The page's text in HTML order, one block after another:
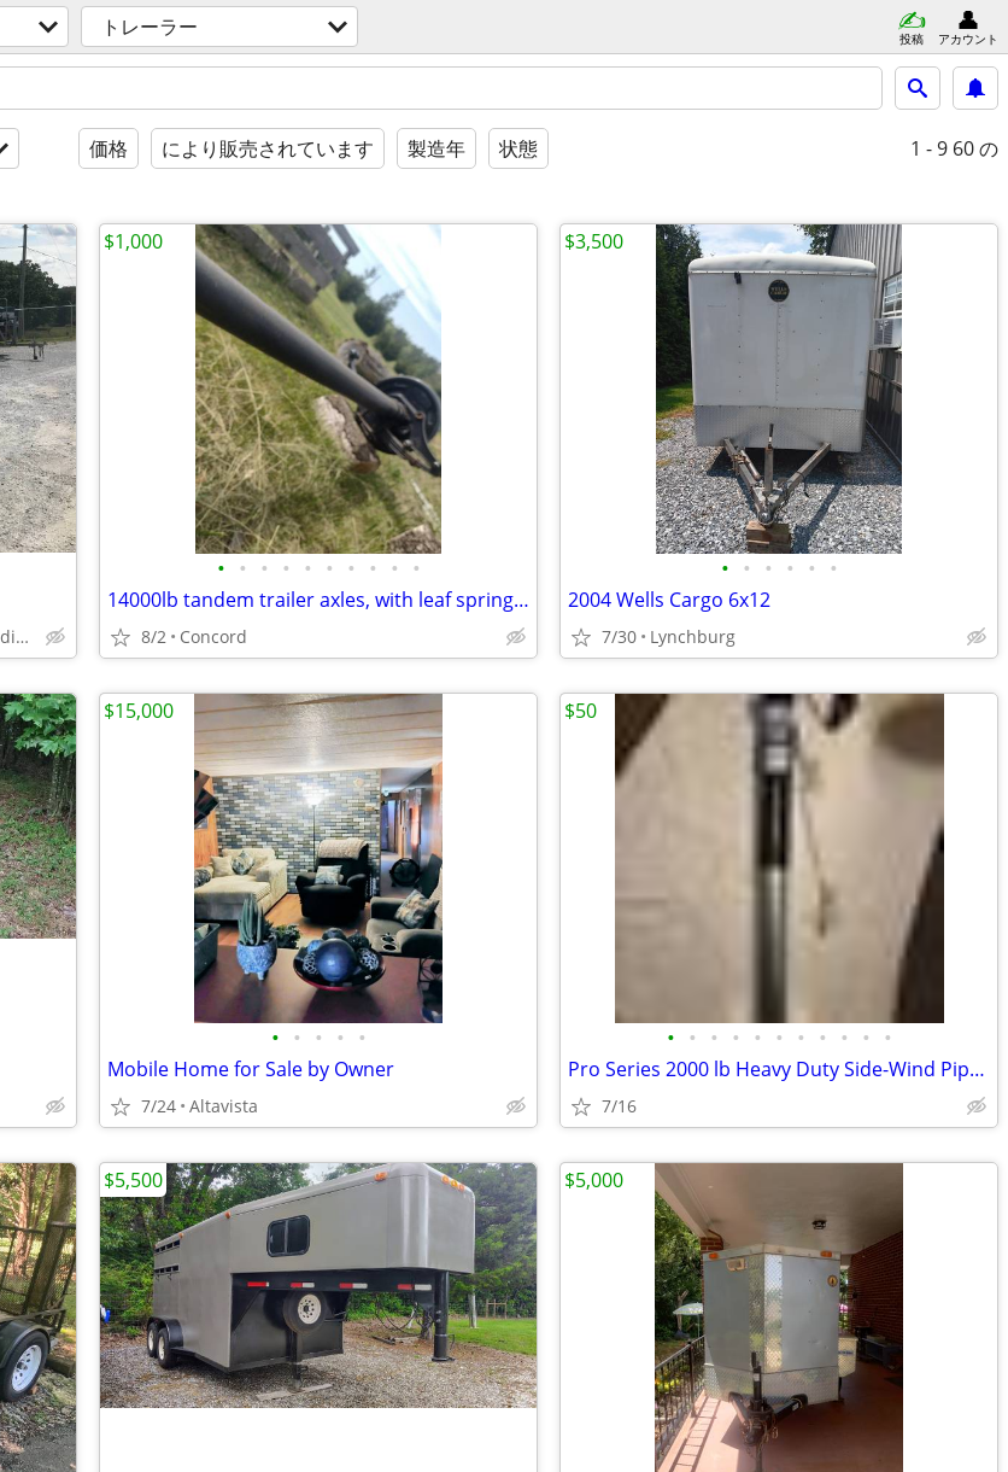
トレーラー 投稿 アカウント
価格 により販売されています 製造年 状態 1 - 9 60 の
Lynchburg, Rustburg, Evington, Madison heights, Forest
• • • • • • • • • •
14000lb tandem trailer axles, with leaf springs, 4 wheels and tires
8/2 Concord
$1,000
• • • • • •
2004 Wells Cargo 6x12
7/30 Lynchburg
$3,500
• • • • •
Mobile Home for Sale by Owner
7/24 Altavista
$15,000
• • • • • • • • • • •
Pro Series 2000 lb Heavy Duty Side-Wind Pipe Mount Trailer Jack
7/16
$50
$5,500 $5,000